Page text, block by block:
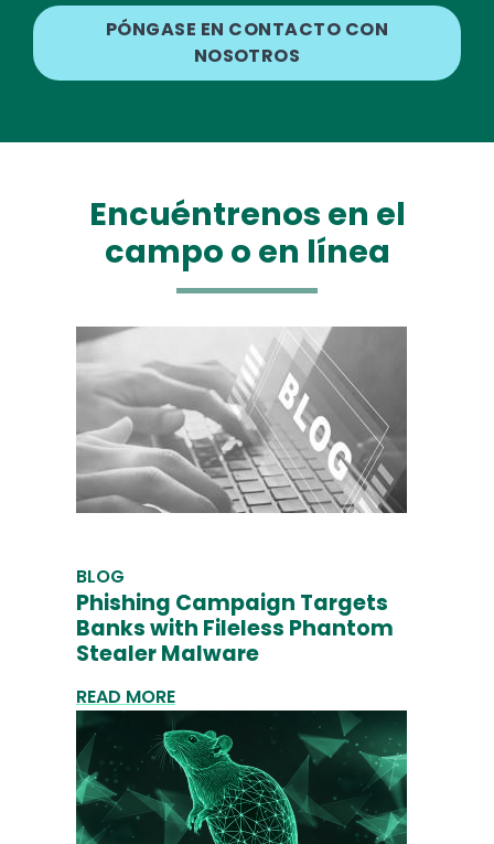
PÓNGASE EN CONTACTO CON
NOSOTROS
Encuéntrenos en el
campo o en línea
BLOG
Phishing Campaign Targets
Banks with Fileless Phantom
Stealer Malware
READ MORE